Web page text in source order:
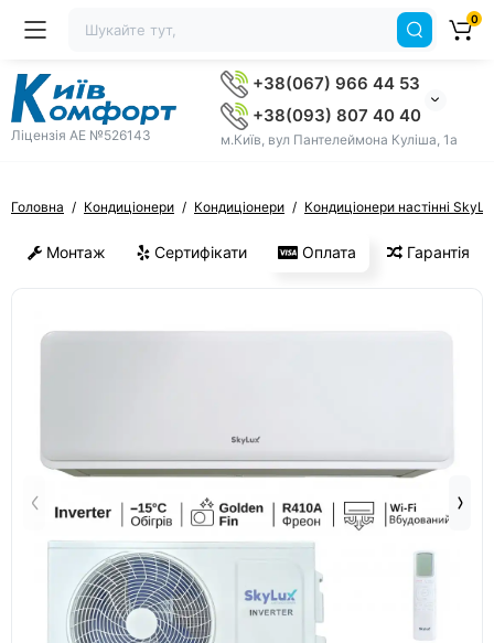
Ліцензія AE №526143
+38(067) 966 44 53
+38(093) 807 40 40
м.Київ, вул Пантелеймона Куліша, 1а
0
Головна Кондиціонери Кондиціонери Кондиціонери настінні
Монтаж Сертифікати Оплата Гарантія